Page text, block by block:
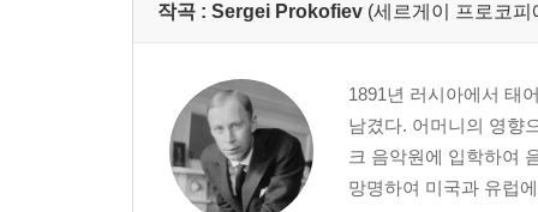
작곡 : Sergei Prokofiev (세르게이 프로코
1891년 러시아에서 태
남겼다. 어머니의 영향
크 음악원에 입학하여
망명하여 미국과 유럽